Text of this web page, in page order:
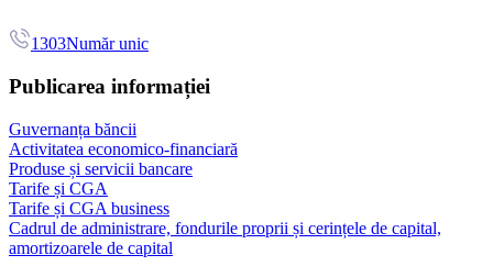
1303Număr unic
Publicarea informației
Guvernanța băncii
Activitatea economico-financiară
Produse și servicii bancare
Tarife și CGA
Tarife și CGA business
Cadrul de administrare, fondurile proprii și cerințele de capital,
amortizoarele de capital